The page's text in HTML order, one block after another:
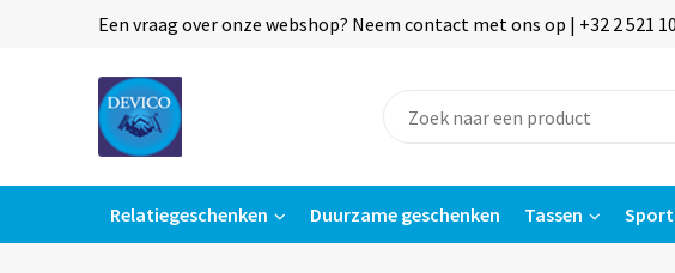
Een vraag over onze webshop? Neem contact met ons op | +32 2 521
Relatiegeschenken Duurzame geschenken Tassen Sport